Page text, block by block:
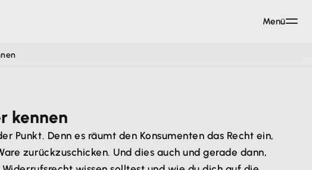
kennen
Punkt. Denn es räumt den Konsumenten das Recht ein,
zurückzuschicken. Und dies auch und gerade dann,
Menü